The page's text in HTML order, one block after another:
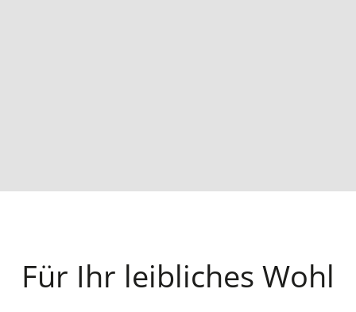
Für Ihr leibliches Wohl